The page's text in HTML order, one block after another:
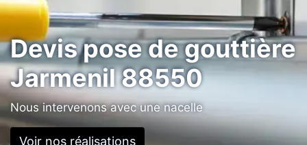
Devis pose de gouttière
Jarmenil 88550
Nous intervenons avec une nacelle
Voir nos réalisations